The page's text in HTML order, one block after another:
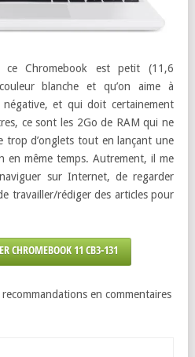
ce Chromebook est petit (11,6
blanche et qu’on aime à
et qui doit certainement
ce sont les 2Go de RAM qui ne
trop d’onglets tout en lançant une
en même temps. Autrement, il me
sur Internet, de regarder
travailler/rédiger des articles pour
CHROMEBOOK 11 CB3-131
en commentaires